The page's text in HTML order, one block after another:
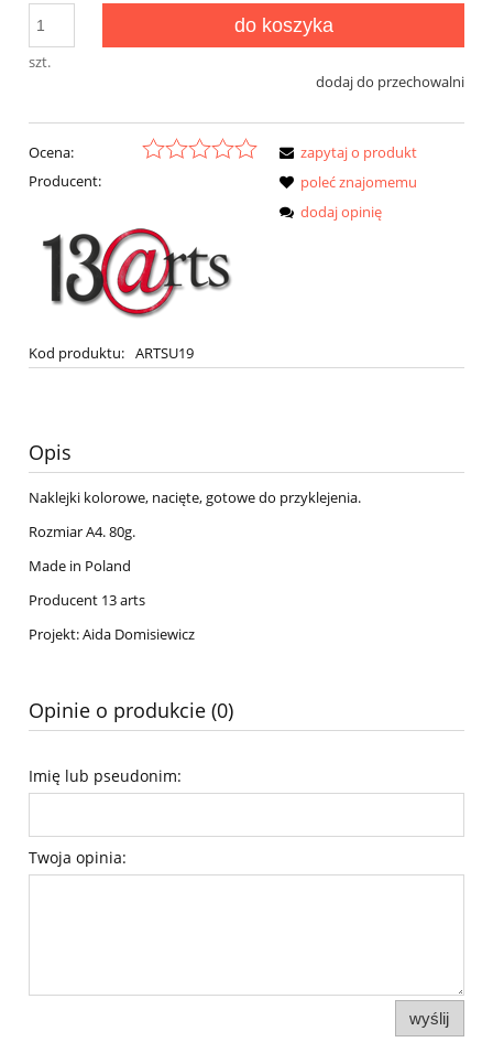
szt.
do koszyka
dodaj do przechowalni
Ocena:
Producent:
Kod produktu: ARTSU19
zapytaj o produkt
poleć znajomemu
dodaj opinię
Opis
Naklejki kolorowe, nacięte, gotowe do przyklejenia.
Rozmiar A4. 80g.
Made in Poland
Producent 13 arts
Projekt: Aida Domisiewicz
Opinie o produkcie (0)
Imię lub pseudonim:
Twoja opinia:
wyślij